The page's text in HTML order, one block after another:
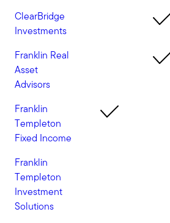
ClearBridge
Investments
Franklin Real
Asset
Advisors
Franklin
Templeton
Fixed Income
Franklin
Templeton
Investment
Solutions